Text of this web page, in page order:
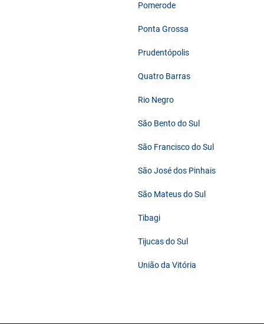
Pomerode
Ponta Grossa
Prudentópolis
Quatro Barras
Rio Negro
São Bento do Sul
São Francisco do Sul
São José dos Pinhais
São Mateus do Sul
Tibagi
Tijucas do Sul
União da Vitória